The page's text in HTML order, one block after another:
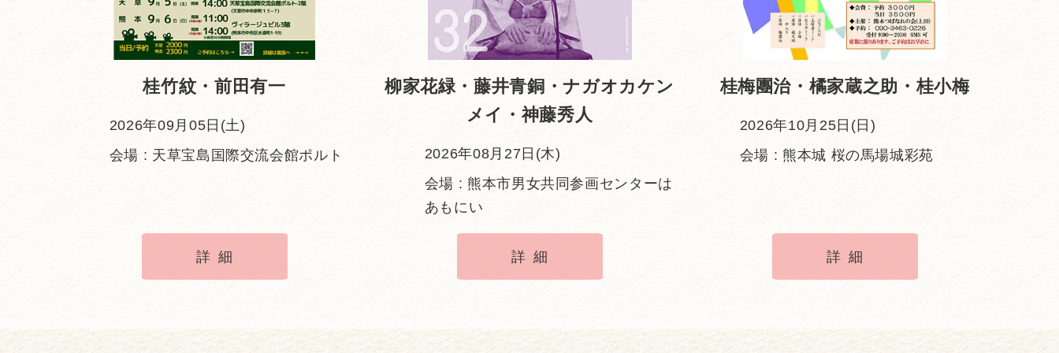
桂竹紋・前田有一
2026年09月05日(土)
会場 : 天草宝島国際交流会館ポルト
詳細
柳家花緑・藤井青銅・ナガオカケン
メイ・神藤秀人
2026年08月27日(木)
会場 : 熊本市男女共同参画センターは
あもにい
詳細
桂梅團治・橘家蔵之助・桂小梅
2026年10月25日(日)
会場 : 熊本城 桜の馬場城彩苑
詳細